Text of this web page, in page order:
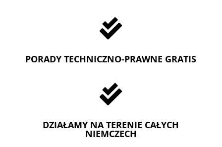

PORADY TECHNICZNO-PRAWNE GRATIS

DZIAŁAMY NA TERENIE CAŁYCH
NIEMCZECH